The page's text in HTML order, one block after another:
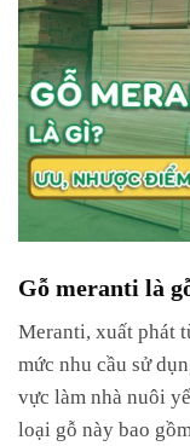
Gỗ meranti là
Meranti, xuất phát
mức nhu cầu sử
vực làm nhà nuôi
loại gỗ này bao